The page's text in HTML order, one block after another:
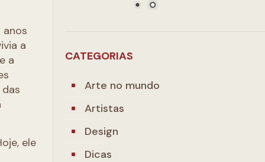
anos
a
a
ele
CATEGORIAS
Arte no mundo
Artistas
Design
Dicas